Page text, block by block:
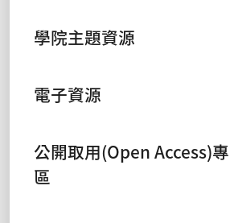
學院主題資源
電子資源
公開取用(Open Access)專
區